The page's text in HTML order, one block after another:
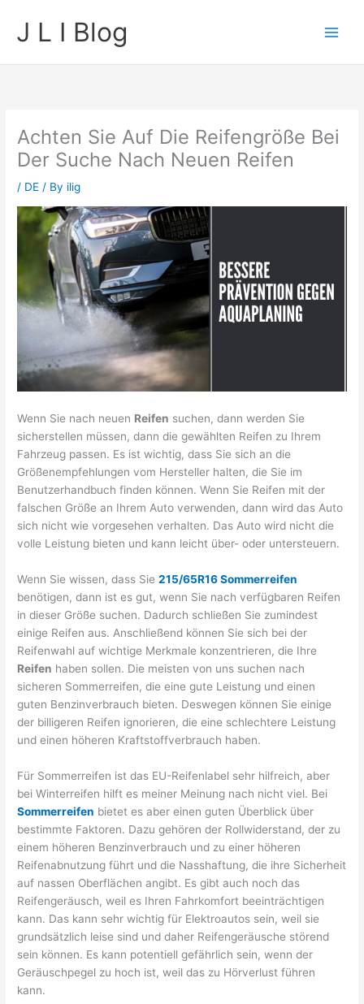
content
J L I Blog
Achten Sie Auf Die Reifengröße Bei
Der Suche Nach Neuen Reifen
/ DE / By ilig
Wenn Sie nach neuen Reifen suchen, dann werden Sie
sicherstellen müssen, dann die gewählten Reifen zu Ihrem
Fahrzeug passen. Es ist wichtig, dass Sie sich an die
Größenempfehlungen vom Hersteller halten, die Sie im
Benutzerhandbuch finden können. Wenn Sie Reifen mit der
falschen Größe an Ihrem Auto verwenden, dann wird das Auto
sich nicht wie vorgesehen verhalten. Das Auto wird nicht die
volle Leistung bieten und kann leicht über- oder untersteuern.
Wenn Sie wissen, dass Sie215/65R16 Sommerreifen
benötigen, dann ist es gut, wenn Sie nach verfügbaren Reifen
in dieser Größe suchen. Dadurch schließen Sie zumindest
einige Reifen aus. Anschließend können Sie sich bei der
Reifenwahl auf wichtige Merkmale konzentrieren, die Ihre
Reifen haben sollen. Die meisten von uns suchen nach
sicheren Sommerreifen, die eine gute Leistung und einen
guten Benzinverbrauch bieten. Deswegen können Sie einige
der billigeren Reifen ignorieren, die eine schlechtere Leistung
und einen höheren Kraftstoffverbrauch haben.
Für Sommerreifen ist das EU-Reifenlabel sehr hilfreich, aber
bei Winterreifen hilft es meiner Meinung nach nicht viel. Bei
Sommerreifen bietet es aber einen guten Überblick über
bestimmte Faktoren. Dazu gehören der Rollwiderstand, der zu
einem höheren Benzinverbrauch und zu einer höheren
Reifenabnutzung führt und die Nasshaftung, die ihre Sicherheit
auf nassen Oberflächen angibt. Es gibt auch noch das
Reifengeräusch, weil es Ihren Fahrkomfort beeinträchtigen
kann. Das kann sehr wichtig für Elektroautos sein, weil sie
grundsätzlich leise sind und daher Reifengeräusche störend
sein können. Es kann potentiell gefährlich sein, wenn der
Geräuschpegel zu hoch ist, weil das zu Hörverlust führen
kann.